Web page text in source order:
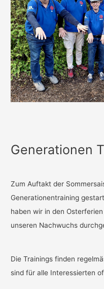
Generationen
Zum Auftakt der
Generationentraining
haben wir in den
unseren Nachwuchs
Die Trainings finden
sind für alle Interessierten